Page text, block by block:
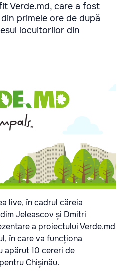
Verde.md, care a fost
primele ore de după
locuitorilor din
live, în cadrul căreia
Jeleascov și Dmitri
a proiectului Verde.md
în care va funcționa
apărut 10 cereri de
Chișinău.